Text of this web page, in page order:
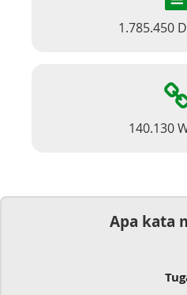
1.785.450
140.130
Apa kata